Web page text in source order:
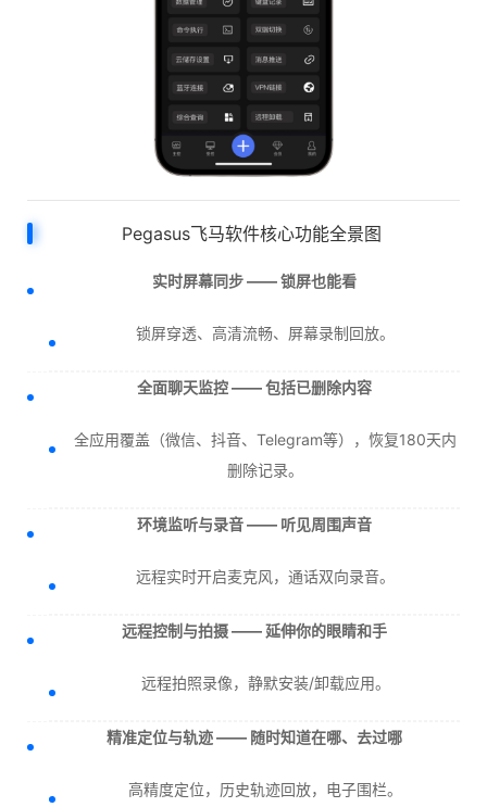
Pegasus飞马软件核心功能全景图
实时屏幕同步 —— 锁屏也能看
锁屏穿透、高清流畅、屏幕录制回放。
全面聊天监控 —— 包括已删除内容
全应用覆盖（微信、抖音、Telegram等），恢复180天内
删除记录。
环境监听与录音 —— 听见周围声音
远程实时开启麦克风，通话双向录音。
远程控制与拍摄 —— 延伸你的眼睛和手
远程拍照录像，静默安装/卸载应用。
精准定位与轨迹 —— 随时知道在哪、去过哪
高精度定位，历史轨迹回放，电子围栏。